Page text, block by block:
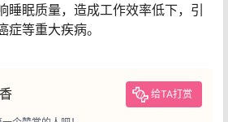
睡眠质量，造成工作效率低下，引
等重大疾病。
给TA打赏